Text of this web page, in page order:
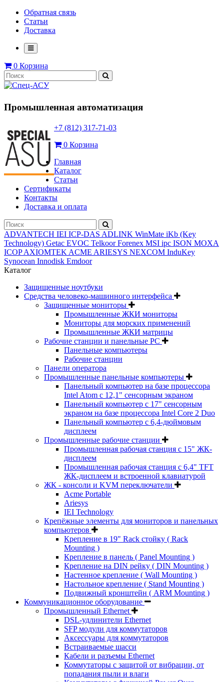
Обратная связь
Статьи
Доставка
0 Корзина
Промышленная автоматизация
+7 (812) 317-71-03
0 Корзина
Главная
Каталог
Статьи
Сертификаты
Контакты
Доставка и оплата
ADVANTECH IEI ICP-DAS ADLINK WinMate iKb (Key
Technology) Getac EVOC TelkoorForenex MSI ipc ISON MOXA
ICOPAXIOMTEK ACME ARIESYS NEXCOM InduKey
Synocean Innodisk Emdoor
Каталог
Защищенные ноутбуки
Средства человеко-машинного интерфейса
Защищенные мониторы
Промышленные ЖКИ мониторы
Мониторы для морских применений
Промышленные ЖКИ матрицы
Рабочие станции и панельные РС
Панельные компьютеры
Рабочие станции
Панели оператора
Промышленные панельные компьютеры
Панельный компьютер на базе процессора
Intel Atom с 12,1" сенсорным экраном
Панельный компьютер с 17" сенсорным
экраном на базе процессора Intel Core 2 Duo
Панельный компьютер с 6,4-дюймовым
дисплеем
Промышленные рабочие станции
Промышленная рабочая станция с 15" ЖК-
дисплеем
Промышленная рабочая станция с 6,4" TFT
ЖК-дисплеем и встроенной клавиатурой
ЖК - консоли и KVM переключатели
Acme Portable
Ariesys
IEI Technology
Крепёжные элементы для мониторов и панельных
компьютеров
Крепление в 19" Rack стойку ( Rack
Mounting )
Крепление в панель ( Panel Mounting )
Крепление на DIN рейку ( DIN Mounting )
Настенное крепление ( Wall Mounting )
Настольное крепление ( Stand Mounting )
Подвижный кронштейн ( ARM Mounting )
Коммуникационное оборудование
Промышленный Ethernet
DSL-удлинители Ethernet
SFP модули для коммутаторов
Аксессуары для коммутаторов
Встраиваемые шасси
Кабели и разъемы Ethernet
Коммутаторы с защитой от вибрации, от
попадания пыли и влаги